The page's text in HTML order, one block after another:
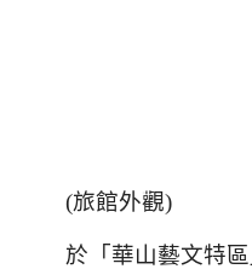
(旅館外觀)
於「華山藝文特